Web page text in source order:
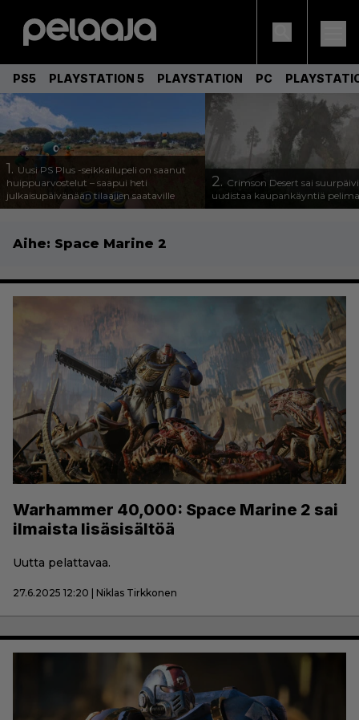
PS5 PLAYSTATION 5 PLAYSTATION PC
1. Uusi PS Plus -seikkailupeli on saanut
huippuarvostelut – saapui heti
julkaisupäivänään tilaajien saataville
2. Crimson Desert sai
uudistaa kaupankäyntiä
Aihe: Space Marine 2
Warhammer 40,000: Space Marine 2 sai
ilmaista lisäsisältöä
Uutta pelattavaa.
27.6.2025 12:20 | Niklas Tirkkonen